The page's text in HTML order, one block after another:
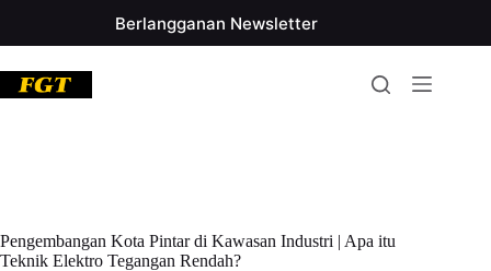
konten
Berlangganan Newsletter
Pengembangan Kota Pintar di Kawasan Industri | Apa itu
Teknik Elektro Tegangan Rendah?